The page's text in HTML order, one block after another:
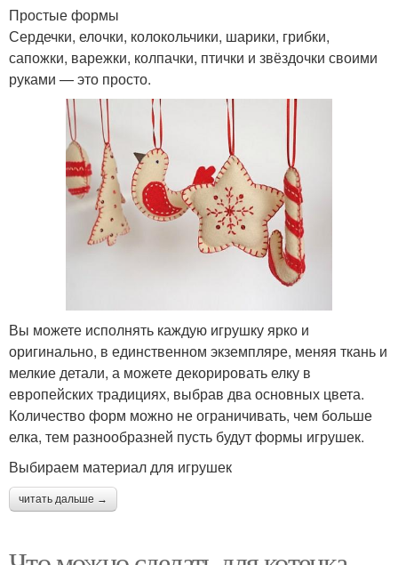
Простые формы
Сердечки, елочки, колокольчики, шарики, грибки,
сапожки, варежки, колпачки, птички и звёздочки своими
руками — это просто.
Вы можете исполнять каждую игрушку ярко и
оригинально, в единственном экземпляре, меняя ткань и
мелкие детали, а можете декорировать елку в
европейских традициях, выбрав два основных цвета.
Количество форм можно не ограничивать, чем больше
елка, тем разнообразней пусть будут формы игрушек.
Выбираем материал для игрушек
читать дальше →